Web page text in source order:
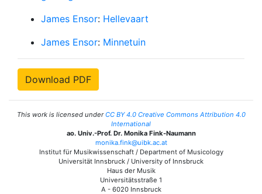
James Ensor: Hellevaart
James Ensor: Minnetuin
Download PDF
This work is licensed underCC BY 4.0 Creative Commons Attribution 4.0
International
ao. Univ.-Prof. Dr. Monika Fink-Naumann
monika.fink@uibk.ac.at
Institut für Musikwissenschaft / Department of Musicology
Universität Innsbruck / University of Innsbruck
Haus der Musik
Universitätsstraße 1
A - 6020 Innsbruck